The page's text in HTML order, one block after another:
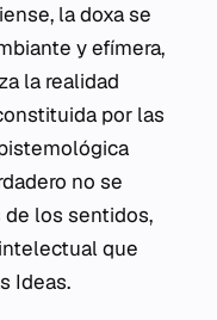
ladoxase
y efímera,
la realidad
por las
no se
los sentidos,
que
Ideas.